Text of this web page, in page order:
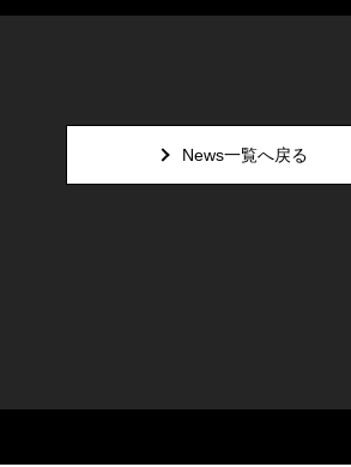
News一覧へ戻る